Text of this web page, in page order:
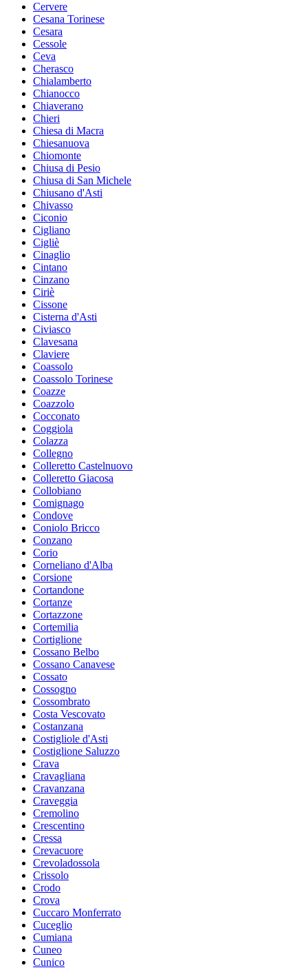
Cervere
Cesana Torinese
Cesara
Cessole
Ceva
Cherasco
Chialamberto
Chianocco
Chiaverano
Chieri
Chiesa di Macra
Chiesanuova
Chiomonte
Chiusa di Pesio
Chiusa di San Michele
Chiusano d'Asti
Chivasso
Ciconio
Cigliano
Cigliè
Cinaglio
Cintano
Cinzano
Ciriè
Cissone
Cisterna d'Asti
Civiasco
Clavesana
Claviere
Coassolo
Coassolo Torinese
Coazze
Coazzolo
Cocconato
Coggiola
Colazza
Collegno
Colleretto Castelnuovo
Colleretto Giacosa
Collobiano
Comignago
Condove
Coniolo Bricco
Conzano
Corio
Corneliano d'Alba
Corsione
Cortandone
Cortanze
Cortazzone
Cortemilia
Cortiglione
Cossano Belbo
Cossano Canavese
Cossato
Cossogno
Cossombrato
Costa Vescovato
Costanzana
Costigliole d'Asti
Costiglione Saluzzo
Crava
Cravagliana
Cravanzana
Craveggia
Cremolino
Crescentino
Cressa
Crevacuore
Crevoladossola
Crissolo
Crodo
Crova
Cuccaro Monferrato
Cuceglio
Cumiana
Cuneo
Cunico